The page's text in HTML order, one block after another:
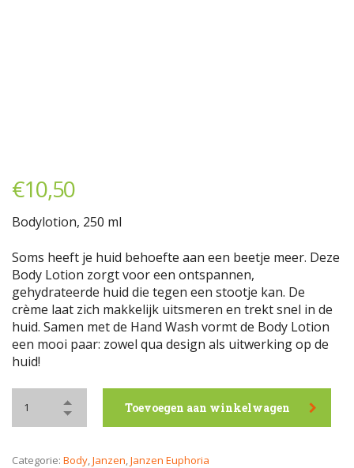
€10,50
Bodylotion, 250 ml
Soms heeft je huid behoefte aan een beetje meer. Deze
Body Lotion zorgt voor een ontspannen,
gehydrateerde huid die tegen een stootje kan. De
crème laat zich makkelijk uitsmeren en trekt snel in de
huid. Samen met de Hand Wash vormt de Body Lotion
een mooi paar: zowel qua design als uitwerking op de
huid!
Toevoegen aan winkelwagen
Categorie: Body,Janzen,Janzen Euphoria